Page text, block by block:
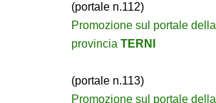
(portale n.112)
Promozione sul portale della
provincia TERNI
(portale n.113)
Promozione sul portale della